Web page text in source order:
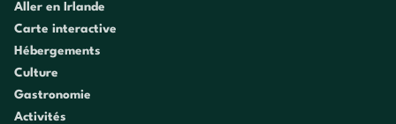
Aller en Irlande
Carte interactive
Hébergements
Culture
Gastronomie
Activités